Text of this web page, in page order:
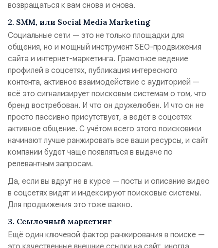
возвращаться к вам снова и снова.
2. SMM, или Social Media Marketing
Социальные сети — это не только площадки для
общения, но и мощный инструмент SEO-продвижения
сайта и интернет-маркетинга. Грамотное ведение
профилей в соцсетях, публикация интересного
контента, активное взаимодействие с аудиторией —
всё это сигнализирует поисковым системам о том, что
бренд востребован. И что он дружелюбен. И что он не
просто пассивно присутствует, а ведёт в соцсетях
активное общение. С учётом всего этого поисковики
начинают лучше ранжировать все ваши ресурсы, и сайт
компании будет чаще появляться в выдаче по
релевантным запросам.
Да, если вы вдруг не в курсе — посты и описание видео
в соцсетях видят и индексируют поисковые системы.
Для продвижения это тоже важно.
3. Ссылочный маркетинг
Ещё один ключевой фактор ранжирования в поиске —